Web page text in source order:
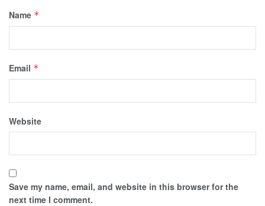
Name *
Email *
Website
Save my name, email, and website in this browser for the
next time I comment.